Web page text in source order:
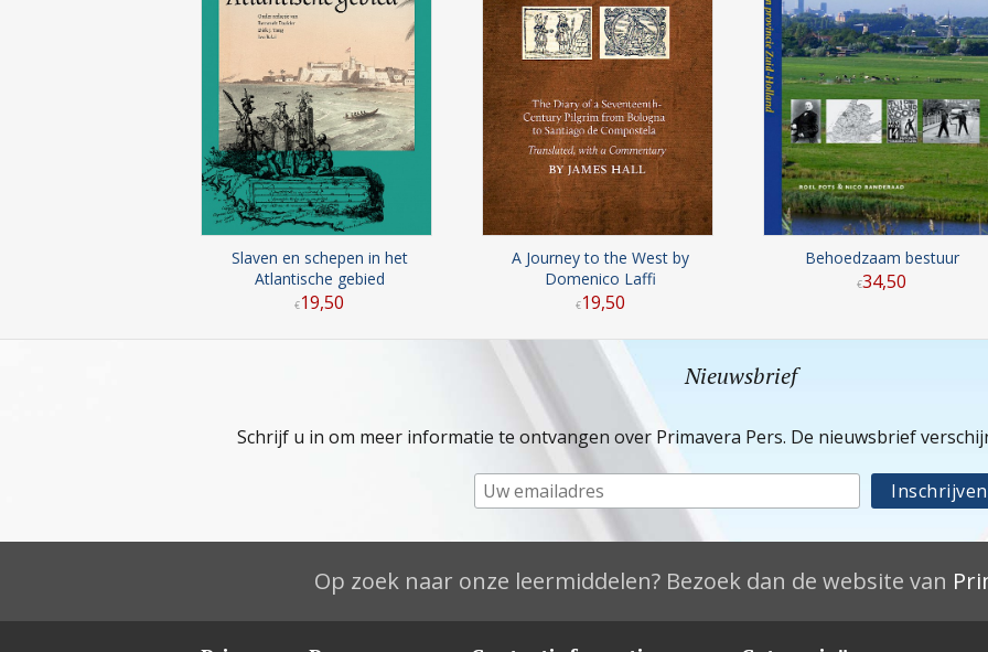
Slaven en schepen in het
Atlantische gebied
€19,50
A Journey to the West by
Domenico Laffi
€19,50
Behoedzaam bestuur
€34,50
Nieuwsbrief
Schrijf u in om meer informatie te ontvangen over Primavera Pers. De nieuwsbrief
Op zoek naar onze leermiddelen? Bezoek dan de website van